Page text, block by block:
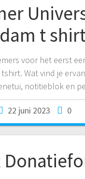
t
voor het eerst
Wat vind je
notitieblok en
22 juni 2023 0